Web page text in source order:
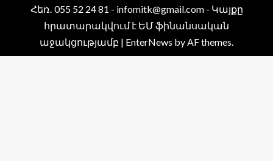
Հեռ․ 055 52 24 81 - infomitk@gmail.com - Կայքը
հրատարակվում է ԵՄ ֆինանսական
աջակցությամբ | EnterNews by AF themes.